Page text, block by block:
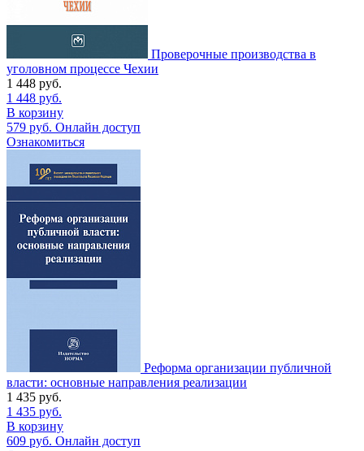
Проверочные производства в
уголовном процессе Чехии
1 448 руб.
1 448 руб.
В корзину
579 руб. Онлайн доступ
Ознакомиться
Реформа организации публичной
власти: основные направления реализации
1 435 руб.
1 435 руб.
В корзину
609 руб. Онлайн доступ